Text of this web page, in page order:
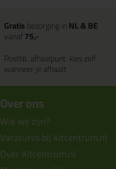
Gratisbezorging inNL & BE
vanaf75,-
PostNL afhaalpunt: kies zelf
wanneer je afhaalt
Over ons
Wie wij zijn?
Vacatures bij kitcentrum.nl
Over Kitcentrum.nl